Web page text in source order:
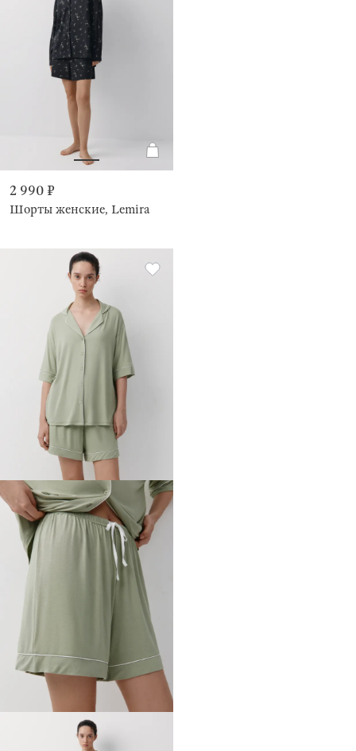
2 990 ₽
Шорты женские, Lemira